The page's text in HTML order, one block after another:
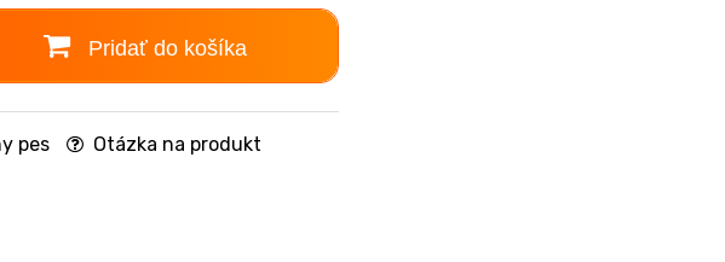
Pridať do košíka
pes Otázka na produkt